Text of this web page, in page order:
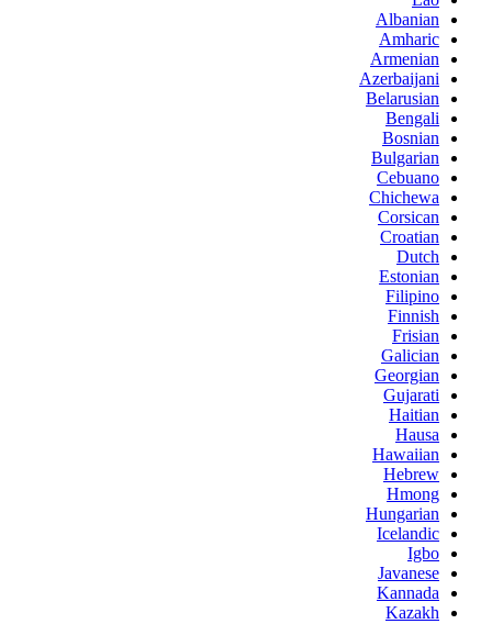
Albanian
Amharic
Armenian
Azerbaijani
Belarusian
Bengali
Bosnian
Bulgarian
Cebuano
Chichewa
Corsican
Croatian
Dutch
Estonian
Filipino
Finnish
Frisian
Galician
Georgian
Gujarati
Haitian
Hausa
Hawaiian
Hebrew
Hmong
Hungarian
Icelandic
Igbo
Javanese
Kannada
Kazakh